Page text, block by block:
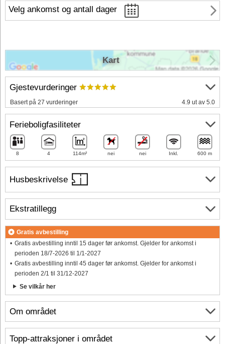
Velg ankomst og antall dager
Husbeskrivelse
Om området
Gjestevurderinger
Basert på 27 vurderinger 4.9 ut av 5.0
Ferieboligfasiliteter
8 4 114m² nei nei Inkl. 600 m
Ekstratillegg
Gratis avbestilling
Gratis avbestilling inntil 15 dager før ankomst. Gjelder for ankomst i
perioden 18/7-2026 til 1/1-2027
Gratis avbestilling inntil 45 dager før ankomst. Gjelder for ankomst i
perioden 2/1 til 31/12-2027
Se vilkår her
Kart
Topp-attraksjoner i området